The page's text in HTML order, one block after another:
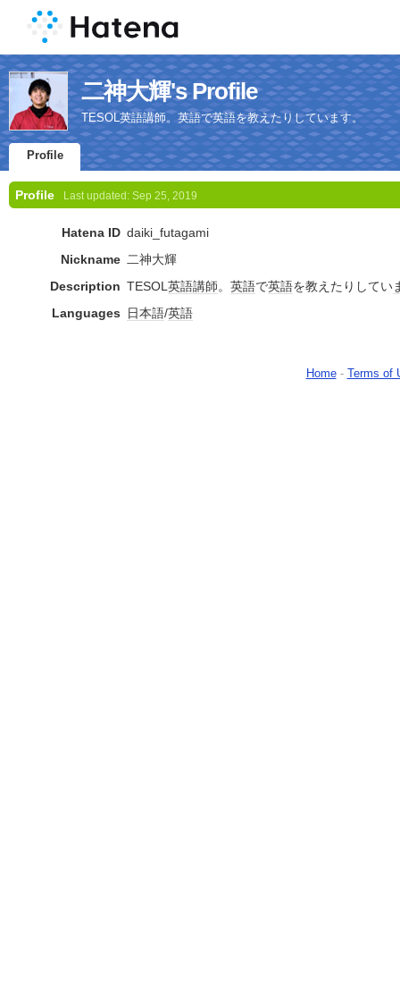
二神大輝's Profile
TESOL英語講師。英語で英語を教えたりしています。
Profile
Profile Last updated: Sep 25, 2019
Hatena ID daiki_futagami
Nickname 二神大輝
Description TESOL英語講師。 英語で英語を教えたりしてい
Languages
日本語/英語
Home- Terms of